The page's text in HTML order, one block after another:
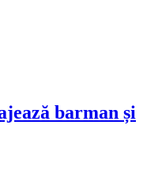
barman și